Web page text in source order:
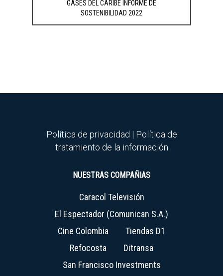
GASES DEL CARIBE INFORME DE
SOSTENIBILIDAD 2022
Política de privacidad | Política de
tratamiento de la información
NUESTRAS COMPAÑIAS
Caracol Televisión
El Espectador (Comunican S.A.)
Cine Colombia
Tiendas D1
Refocosta
Ditransa
San Francisco Investments